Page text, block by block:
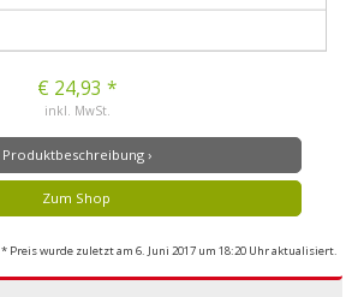
€ 24,93 *
inkl. MwSt.
Produktbeschreibung ›
Zum Shop
* Preis wurde zuletzt am 6. Juni 2017 um 18:20 Uhr aktualisiert.